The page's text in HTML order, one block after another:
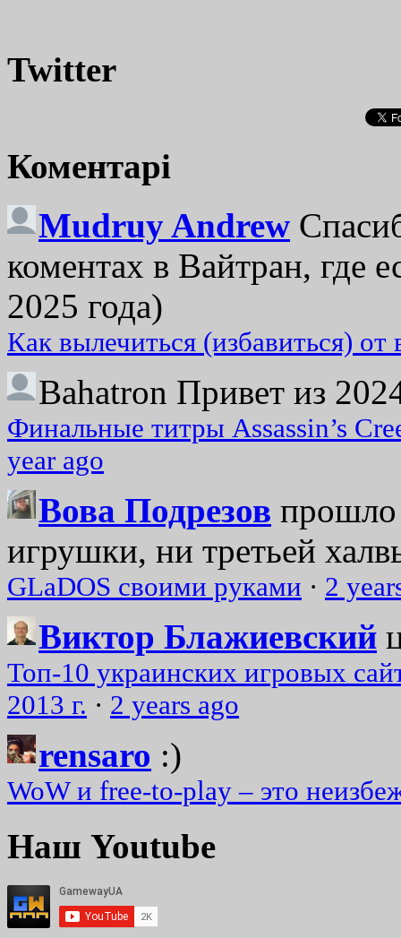
Twitter
Коментарі
Mudruy Andrew
коментах в Вайтран, где
2025 года)
Как вылечиться (избавиться)
Bahatron Привет из
Финальные титры Assassin’s
year ago
Вова Подрезов прошло
игрушки, ни третьей
GLaDOS своими руками · 2
Виктор Блажиевский
Топ-10 украинских игровых
2013 г. · 2 years ago
rensaro :)
WoW и free-to-play – это
Наш Youtube